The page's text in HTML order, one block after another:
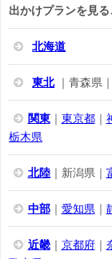
出かけプランを見る
北海道
東北｜青森県
関東｜ 東京都｜
栃木県
北陸｜新潟県｜
中部｜ 愛知県 ｜
近畿｜ 京都府｜